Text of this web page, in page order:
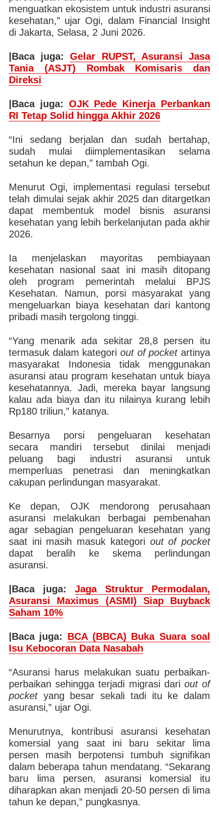
menguatkan ekosistem untuk industri asuransi
kesehatan,” ujar Ogi, dalam Financial Insight
di Jakarta, Selasa, 2 Juni 2026.
|Baca juga:Gelar RUPST, Asuransi Jasa
Tania (ASJT) Rombak Komisaris dan
Direksi
|Baca juga: OJK Pede Kinerja Perbankan
RI Tetap Solid hingga Akhir 2026
“Ini sedang berjalan dan sudah bertahap,
sudah mulai diimplementasikan selama
setahun ke depan,” tambah Ogi.
Menurut Ogi, implementasi regulasi tersebut
telah dimulai sejak akhir 2025 dan ditargetkan
dapat membentuk model bisnis asuransi
kesehatan yang lebih berkelanjutan pada akhir
2026.
Ia menjelaskan mayoritas pembiayaan
kesehatan nasional saat ini masih ditopang
oleh program pemerintah melalui BPJS
Kesehatan. Namun, porsi masyarakat yang
mengeluarkan biaya kesehatan dari kantong
pribadi masih tergolong tinggi.
“Yang menarik ada sekitar 28,8 persen itu
termasuk dalam kategori out of pocketartinya
masyarakat Indonesia tidak menggunakan
asuransi atau program kesehatan untuk biaya
kesehatannya. Jadi, mereka bayar langsung
kalau ada biaya dan itu nilainya kurang lebih
Rp180 triliun,” katanya.
Besarnya porsi pengeluaran kesehatan
secara mandiri tersebut dinilai menjadi
peluang bagi industri asuransi untuk
memperluas penetrasi dan meningkatkan
cakupan perlindungan masyarakat.
Ke depan, OJK mendorong perusahaan
asuransi melakukan berbagai pembenahan
agar sebagian pengeluaran kesehatan yang
saat ini masih masuk kategori out of pocket
dapat beralih ke skema perlindungan
asuransi.
|Baca juga: Jaga Struktur Permodalan,
Asuransi Maximus (ASMI) Siap Buyback
Saham 10%
|Baca juga: BCA (BBCA) Buka Suara soal
Isu Kebocoran Data Nasabah
“Asuransi harus melakukan suatu perbaikan-
perbaikan sehingga terjadi migrasi dari out of
pocketyang besar sekali tadi itu ke dalam
asuransi,” ujar Ogi.
Menurutnya, kontribusi asuransi kesehatan
komersial yang saat ini baru sekitar lima
persen masih berpotensi tumbuh signifikan
dalam beberapa tahun mendatang. “Sekarang
baru lima persen, asuransi komersial itu
diharapkan akan menjadi 20-50 persen di lima
tahun ke depan,” pungkasnya.